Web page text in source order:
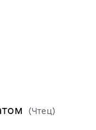
(Чтец)